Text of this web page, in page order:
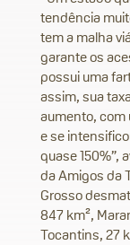
tendência
tem a malha
garante os
possui uma
assim, sua
aumento, com
e se
quase 150%”,
da Amigos da
Grosso
847 km²,
Tocantins, 27